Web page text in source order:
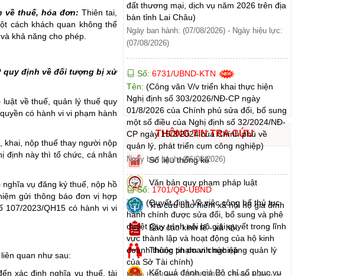
ảnh
khác
về thuế, hóa đơn: Thiên tai,
cách khách quan không thể
khả năng cho phép.
quy định về đối tượng bị xử
về thuế, quản lý thuế quy
có hành vi vi phạm hành
khai, nộp thuế thay người nộp
định này thì tổ chức, cá nhân
vụ đăng ký thuế, nộp hồ
gửi thông báo đơn vị hợp
107/2023/QH15 có hành vi vi
quan như sau:
xác định nghĩa vụ thuế, tài
đất thương mại, dịch vụ năm 2026 trên địa
bàn tỉnh Lai Châu)
Ngày ban hành: (07/08/2026) - Ngày hiệu lực:
(07/08/2026)
Số: 6731/UBND-KTN
Tên: (Công văn V/v triển khai thực hiện
Nghị định số 303/2026/NĐ-CP ngày
01/8/2026 của Chính phủ sửa đổi, bổ sung
một số điều của Nghị định số 32/2024/NĐ-
CP ngày 15/3/2024 của Chính phủ về
quản lý, phát triển cụm công nghiệp)
Ngày ban hành: (06/08/2026)
Số: 1701/QĐ-UBND
Tên: (Quyết định Về việc công bố thủ tục
hành chính được sửa đổi, bổ sung và phê
duyệt Quy trình nội bộ giải quyết trong lĩnh
vực thành lập và hoạt động của hộ kinh
doanh thuộc phạm vi chức năng quản lý
của Sở Tài chính)
THÔNG TIN TRA CỨU
Số liệu thống kê
Văn bản quy phạm pháp luật
Tra cứu bảo hiểm xã hội hộ gia đình
Báo cáo kinh tế - xã hội
Thông tin doanh nghiệp
Kết quả đánh giá Bộ chỉ số phục vụ